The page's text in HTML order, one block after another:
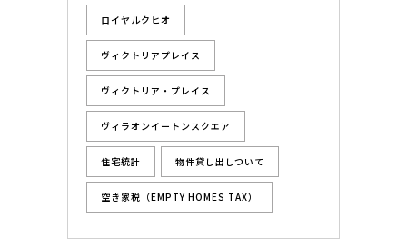
ロイヤルクヒオ
ヴィクトリアプレイス
ヴィクトリア・プレイス
ヴィラオンイートンスクエア
住宅統計 物件貸し出しついて
空き家税（EMPTY HOMES TAX）